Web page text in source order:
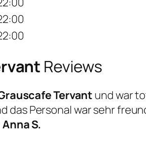
Reviews
Tervant und war
das Personal war sehr
Anna S.